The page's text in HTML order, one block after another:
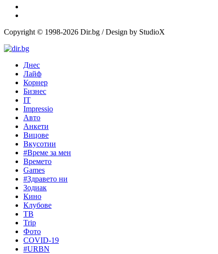
Copyright © 1998-2026 Dir.bg / Design by StudioX
Днес
Лайф
Корнер
Бизнес
IT
Impressio
Авто
Анкети
Вицове
Вкусотии
#Време за мен
Времето
Games
#Здравето ни
Зодиак
Кино
Клубове
ТВ
Trip
Фото
COVID-19
#URBN